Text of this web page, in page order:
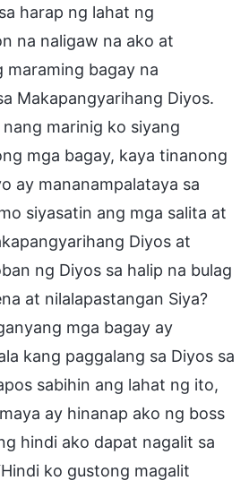
harap ng lahat ng
na naligaw na ako at
maraming bagay na
Makapangyarihang Diyos.
marinig ko siyang
mga bagay, kaya tinanong
ay mananampalataya sa
siyasatin ang mga salita at
Diyos at
ng Diyos sa halip na bulag
at nilalapastangan Siya?
mga bagay ay
kang paggalang sa Diyos sa
sabihin ang lahat ng ito,
ay hinanap ako ng boss
hindi ako dapat nagalit sa
ko gustong magalit